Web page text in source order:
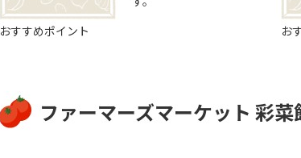
おすすめポイント
お
ファーマーズマーケット 彩